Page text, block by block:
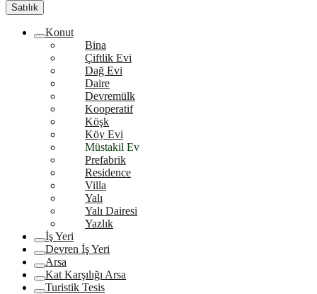
Satılık
Konut
Bina
Çiftlik Evi
Dağ Evi
Daire
Devremülk
Kooperatif
Köşk
Köy Evi
Müstakil Ev
Prefabrik
Residence
Villa
Yalı
Yalı Dairesi
Yazlık
İş Yeri
Devren İş Yeri
Arsa
Kat Karşılığı Arsa
Turistik Tesis